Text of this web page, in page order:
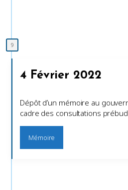
4 Février 2022
Dépôt d’un mémoire au
cadre des consultations
Mémoire